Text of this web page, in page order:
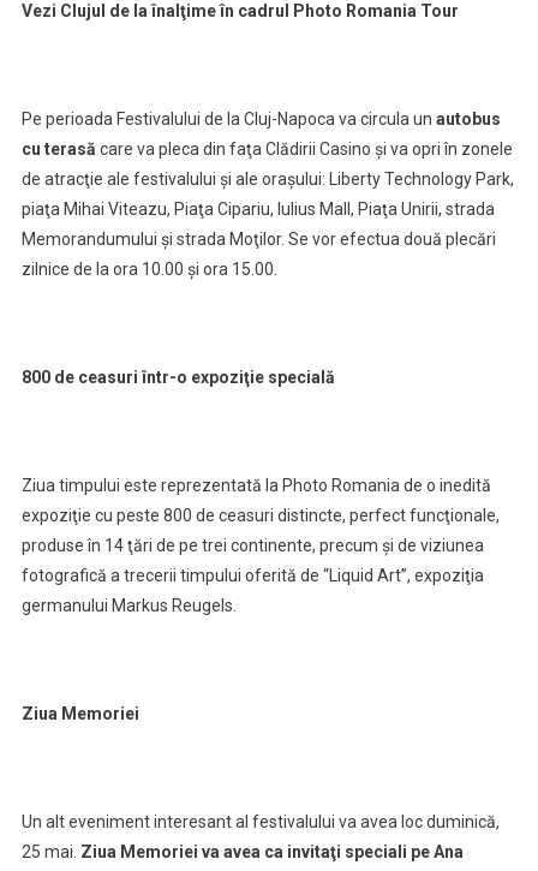
Vezi Clujul de la înalţime în cadrul Photo Romania Tour
Pe perioada Festivalului de la Cluj-Napoca va circula un autobus
cu terasă care va pleca din faţa Clădirii Casino şi va opri în zonele
de atracţie ale festivalului şi ale oraşului: Liberty Technology Park,
piaţa Mihai Viteazu, Piaţa Cipariu, Iulius Mall, Piaţa Unirii, strada
Memorandumului şi strada Moţilor. Se vor efectua două plecări
zilnice de la ora 10.00 şi ora 15.00.
800 de ceasuri într-o expoziţie specială
Ziua timpului este reprezentată la Photo Romania de o inedită
expoziţie cu peste 800 de ceasuri distincte, perfect funcţionale,
produse în 14 ţări de pe trei continente, precum şi de viziunea
fotografică a trecerii timpului oferită de “Liquid Art”, expoziţia
germanului Markus Reugels.
Ziua Memoriei
Un alt eveniment interesant al festivalului va avea loc duminică,
25 mai. Ziua Memoriei va avea ca invitaţi speciali pe Ana